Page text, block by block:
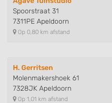
Spoorstraat 31
7311PE Apeldoorn
Op 0,80 km afstand
H. Gerritsen
Molenmakershoek 61
7328JK Apeldoorn
Op 1,01 km afstand